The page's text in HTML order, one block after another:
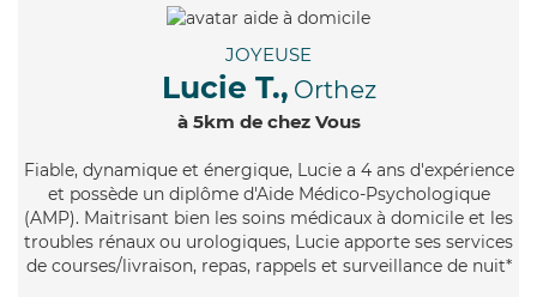
JOYEUSE
Lucie T., Orthez
à 5km de chez Vous
Fiable, dynamique et énergique, Lucie a 4 ans d'expérience
et possède un diplôme d'Aide Médico-Psychologique
(AMP). Maitrisant bien les soins médicaux à domicile et les
troubles rénaux ou urologiques, Lucie apporte ses services
de courses/livraison, repas, rappels et surveillance de nuit*